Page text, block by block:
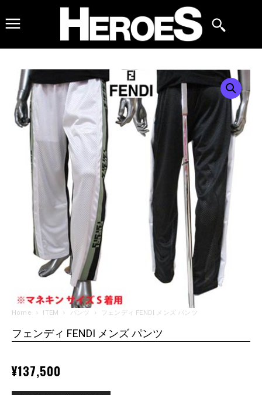
Home ITEM パンツ フェンディ FENDI メンズ パンツ
フェンディ FENDI メンズ パンツ
¥137,500